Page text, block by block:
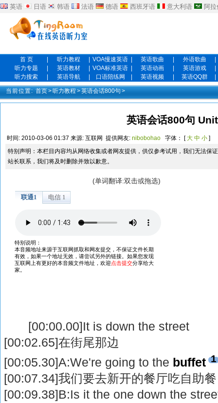
英语 日语 韩语 法语 德语 西班牙语 意大利语 阿
首 页 听力教程 VOA慢速英语 英语歌曲 外语歌曲
听力专题
英语教材 VOA标准英语 英语动画 英语游戏
听力搜索
英语导航 口语陪练网 英语视频 英语QQ群
当前位置: 首页>听力教程 >英语会话800句 >
英语会话800句
时间: 2010-03-06 01:37 来源: 互联网 提供网友: nibobohao 字体： [大 中 小 ]
特别声明：本栏目内容均从网络收集或者网友提供，供仅参考试用，我们无法保
站长联系，我们将及时删除并致以歉意。
(单词翻译:双击或拖选)
[00:00.00]It is down the street
[00:02.65]在街尾那边
[00:05.30]A:We're going to the buffet 1
[00:07.34]我们要去新开的餐厅吃自助餐
[00:09.38]B:Is it the one down the